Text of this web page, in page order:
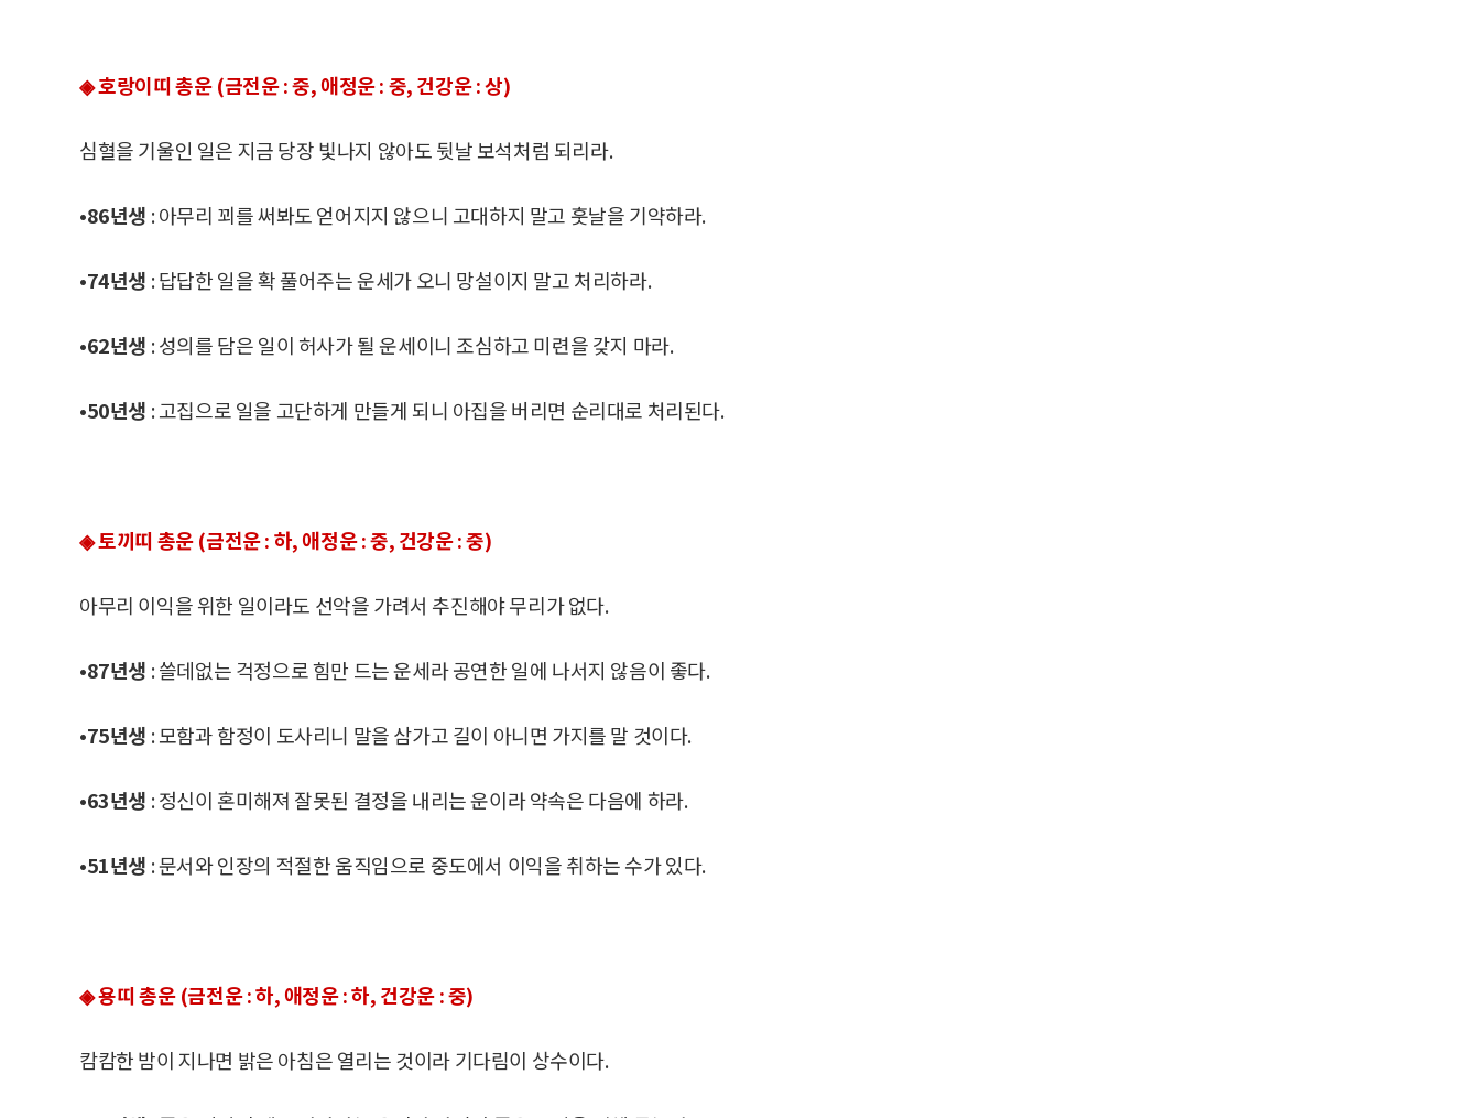
◈ 호랑이띠 총운 (금전운 : 중, 애정운 : 중, 건강운 : 상)
심혈을 기울인 일은 지금 당장 빛나지 않아도 뒷날 보석처럼 되리라.
•86년생 : 아무리 꾀를 써봐도 얻어지지 않으니 고대하지 말고 훗날을 기약하라.
•74년생 : 답답한 일을 확 풀어주는 운세가 오니 망설이지 말고 처리하라.
•62년생 : 성의를 담은 일이 허사가 될 운세이니 조심하고 미련을 갖지 마라.
•50년생 : 고집으로 일을 고단하게 만들게 되니 아집을 버리면 순리대로 처리된다.
◈ 토끼띠 총운 (금전운 : 하, 애정운 : 중, 건강운 : 중)
아무리 이익을 위한 일이라도 선악을 가려서 추진해야 무리가 없다.
•87년생 : 쓸데없는 걱정으로 힘만 드는 운세라 공연한 일에 나서지 않음이 좋다.
•75년생 : 모함과 함정이 도사리니 말을 삼가고 길이 아니면 가지를 말 것이다.
•63년생 : 정신이 혼미해져 잘못된 결정을 내리는 운이라 약속은 다음에 하라.
•51년생 : 문서와 인장의 적절한 움직임으로 중도에서 이익을 취하는 수가 있다.
◈ 용띠 총운 (금전운 : 하, 애정운 : 하, 건강운 : 중)
캄캄한 밤이 지나면 밝은 아침은 열리는 것이라 기다림이 상수이다.